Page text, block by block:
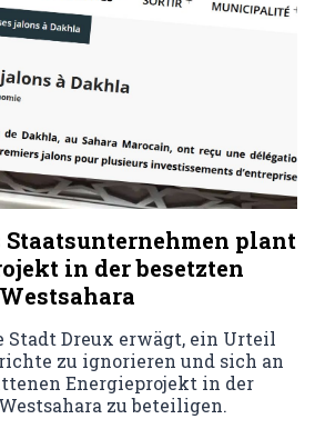
Staatsunternehmen plant
in der besetzten
Westsahara
Stadt Dreux erwägt, ein Urteil
zu ignorieren und sich an
Energieprojekt in der
zu beteiligen.